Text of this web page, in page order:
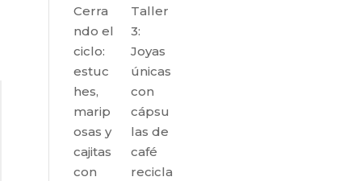
Cerra
ndo el
ciclo:
estuc
hes,
marip
osas y
cajitas
con
Taller
3:
Joyas
únicas
con
cápsu
las de
café
recicla